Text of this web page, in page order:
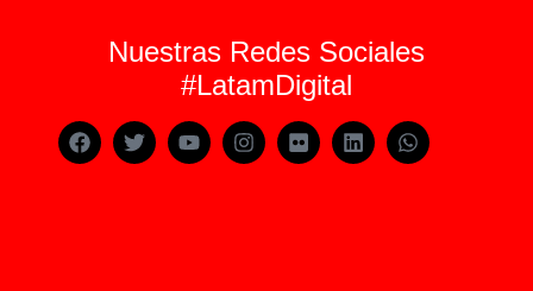
Nuestras Redes Sociales
#LatamDigital